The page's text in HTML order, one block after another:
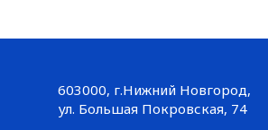
Большая Покровская, 74
603000, г.Нижний Новгород,
ул. Большая Покровская, 74